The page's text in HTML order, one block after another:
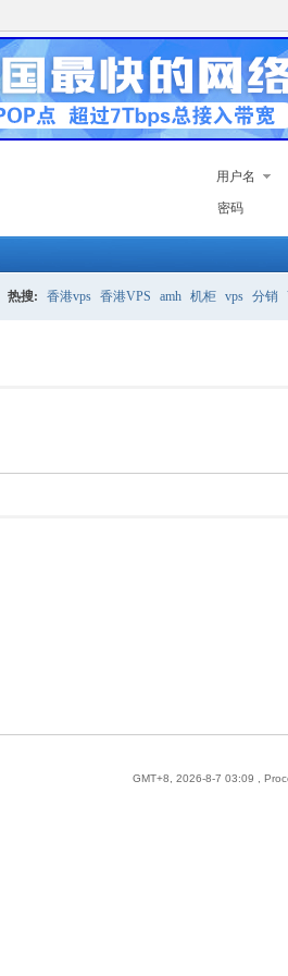
用户名
密码
热搜: 香港vps 香港VPS amh 机柜 vps 分销
GMT+8, 2026-8-7 03:09 ,